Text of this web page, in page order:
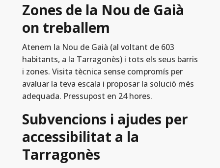
Zones de la Nou de Gaià
on treballem
Atenem la Nou de Gaià (al voltant de 603
habitants, a la Tarragonès) i tots els seus barris
i zones. Visita tècnica sense compromís per
avaluar la teva escala i proposar la solució més
adequada. Pressupost en 24 hores.
Subvencions i ajudes per
accessibilitat a la
Tarragonès